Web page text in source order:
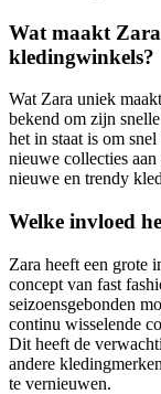
Wat maakt
kledingwinkels?
Wat Zara uniek
bekend om zijn
het in staat is om
nieuwe collecties
nieuwe en trendy
Welke invloed
Zara heeft een grote
concept van fast
seizoensgebonden
continu wisselende
Dit heeft de
andere
te vernieuwen.